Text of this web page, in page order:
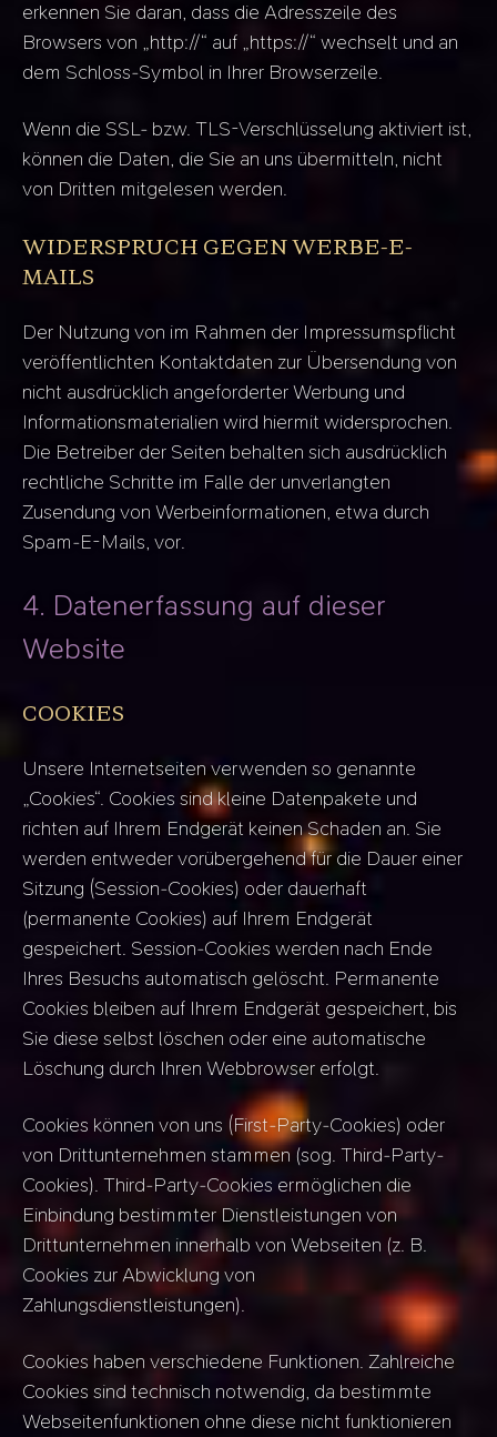
erkennen Sie daran, dass die Adresszeile des
Browsers von „http://“ auf „https://“ wechselt und an
dem Schloss-Symbol in Ihrer Browserzeile.
Wenn die SSL- bzw. TLS-Verschlüsselung aktiviert ist,
können die Daten, die Sie an uns übermitteln, nicht
von Dritten mitgelesen werden.
WIDERSPRUCH GEGEN WERBE-E-
MAILS
Der Nutzung von im Rahmen der Impressumspflicht
veröffentlichten Kontaktdaten zur Übersendung von
nicht ausdrücklich angeforderter Werbung und
Informationsmaterialien wird hiermit widersprochen.
Die Betreiber der Seiten behalten sich ausdrücklich
rechtliche Schritte im Falle der unverlangten
Zusendung von Werbeinformationen, etwa durch
Spam-E-Mails, vor.
4. Datenerfassung auf dieser
Website
COOKIES
Unsere Internetseiten verwenden so genannte
„Cookies“. Cookies sind kleine Datenpakete und
richten auf Ihrem Endgerät keinen Schaden an. Sie
werden entweder vorübergehend für die Dauer einer
Sitzung (Session-Cookies) oder dauerhaft
(permanente Cookies) auf Ihrem Endgerät
gespeichert. Session-Cookies werden nach Ende
Ihres Besuchs automatisch gelöscht. Permanente
Cookies bleiben auf Ihrem Endgerät gespeichert, bis
Sie diese selbst löschen oder eine automatische
Löschung durch Ihren Webbrowser erfolgt.
Cookies können von uns (First-Party-Cookies) oder
von Drittunternehmen stammen (sog. Third-Party-
Cookies). Third-Party-Cookies ermöglichen die
Einbindung bestimmter Dienstleistungen von
Drittunternehmen innerhalb von Webseiten (z. B.
Cookies zur Abwicklung von
Zahlungsdienstleistungen).
Cookies haben verschiedene Funktionen. Zahlreiche
Cookies sind technisch notwendig, da bestimmte
Webseitenfunktionen ohne diese nicht funktionieren